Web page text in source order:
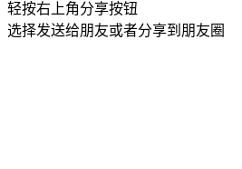
轻按右上角分享按钮
选择发送给朋友或者分享到朋友圈